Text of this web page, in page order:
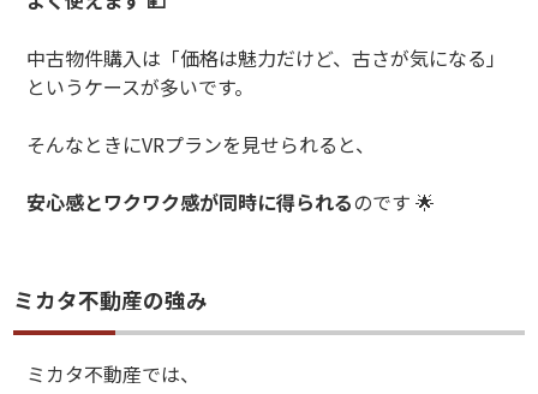
中古物件購入は「価格は魅力だけど、古さが気になる」
というケースが多いです。
そんなときにVRプランを見せられると、
安心感とワクワク感が同時に得られるのです🌟
ミカタ不動産の強み
ミカタ不動産では、